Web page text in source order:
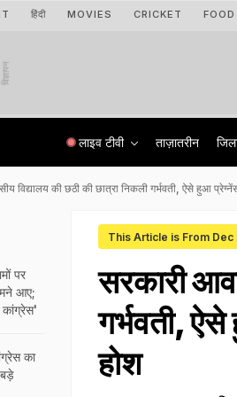
हिंदी MOVIES CRICKET FOOD
विज्ञापन
लाइव टीवी ताज़ातरीन
विद्यालय की छठी की छात्रा निकली गर्भवती, ऐसे हुआ
This Article is From
सरकारी
गर्भवती,
होश
पर
आए;
का
बड़े